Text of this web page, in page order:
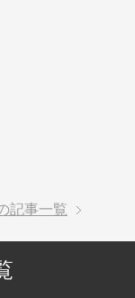
記事一覧